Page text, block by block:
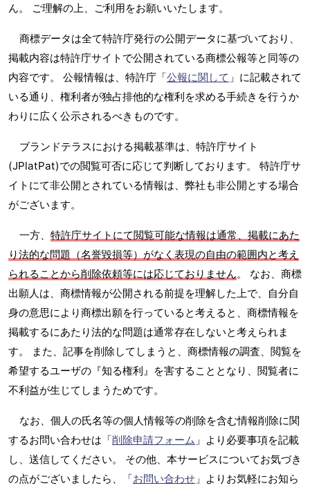
ん。 ご理解の上、ご利用をお願いいたします。
商標データは全て特許庁発行の公開データに基づいており、
掲載内容は特許庁サイトで公開されている商標公報等と同等の
内容です。 公報情報は、特許庁「公報に関して 」に記載されて
いる通り、権利者が独占排他的な権利を求める手続きを行うか
わりに広く公示されるべきものです。
ブランドテラスにおける掲載基準は、特許庁サイト
(JPlatPat)での閲覧可否に応じて判断しております。 特許庁サ
イトにて非公開とされている情報は、弊社も非公開とする場合
がございます。
一方、 特許庁サイトにて閲覧可能な情報は通常、掲載にあた
り法的な問題（名誉毀損等）がなく表現の自由の範囲内と考え
られることから削除依頼等には応じておりません。 なお、商標
出願人は、商標情報が公開される前提を理解した上で、自分自
身の意思により商標出願を行っていると考えると、商標情報を
掲載するにあたり法的な問題は通常存在しないと考えられま
す。 また、記事を削除してしまうと、商標情報の調査、閲覧を
希望するユーザの『知る権利』を害することとなり、閲覧者に
不利益が生じてしまうためです。
なお、個人の氏名等の個人情報等の削除を含む情報削除に関
するお問い合わせは「削除申請フォーム 」より必要事項を記載
し、送信してください。 その他、本サービスについてお気づき
の点がございましたら、「お問い合わせ 」よりお気軽にお知ら